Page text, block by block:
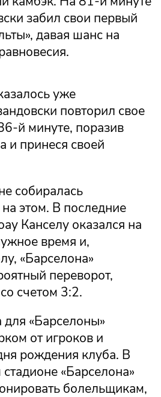
забил свои первый
давая шанс на
уже
повторил свое
й минуте, поразив
и принеся своей
собиралась
на этом. В последние
Канселу оказался на
время и,
«Барселона»
переворот,
счетом 3:2.
для «Барселоны»
от игроков и
рождения клуба. В
«Барселона»
болельщикам,